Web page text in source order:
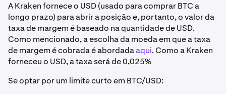
A Kraken fornece o USD (usado para comprar BTC a
longo prazo) para abrir a posição e, portanto, o valor da
taxa de margem é baseado na quantidade de USD.
Como mencionado, a escolha da moeda em que a taxa
de margem é cobrada é abordadaaqui. Como a Kraken
forneceu o USD, a taxa será de 0,025%
Se optar por um limite curto em BTC/USD: